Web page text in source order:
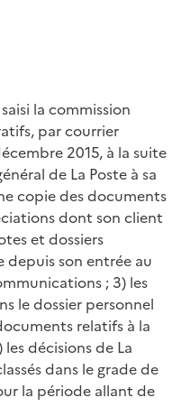
la commission
par courrier
2015, à la suite
de La Poste à sa
copie des documents
dont son client
et dossiers
son entrée au
; 3) les
le dossier personnel
relatifs à la
décisions de La
dans le grade de
la période allant de